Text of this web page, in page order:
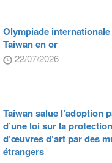
Olympiade
Taiwan en or
22/07/2026
Taiwan salue l’adoption
d’une loi sur la
d’œuvres d’art par des
étrangers